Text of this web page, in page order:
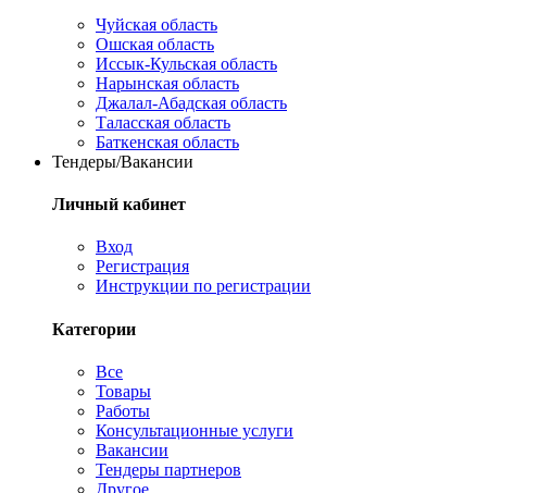
Чуйская область
Ошская область
Иссык-Кульская область
Нарынская область
Джалал-Абадская область
Таласская область
Баткенская область
Тендеры/Вакансии
Личный кабинет
Вход
Регистрация
Инструкции по регистрации
Категории
Все
Товары
Работы
Консультационные услуги
Вакансии
Тендеры партнеров
Другое